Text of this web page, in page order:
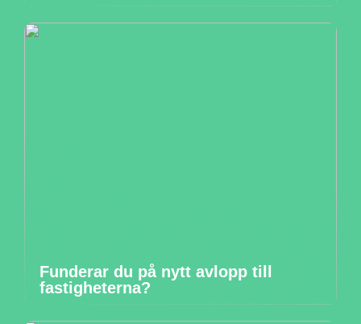
Funderar du på nytt avlopp till
fastigheterna?